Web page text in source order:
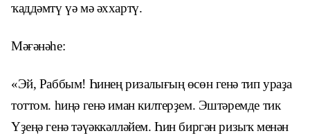
ҡаддәмтү үә мә әххартү.
Мәғәнәһе:
«Эй, Раббым! Һинең ризалығың өсөн генә тип ураҙа
тоттом. һиңә генә иман килтерҙем. Эштәремде тик
Үҙеңә генә тәүәккәлләйем. Һин биргән ризыҡ менән